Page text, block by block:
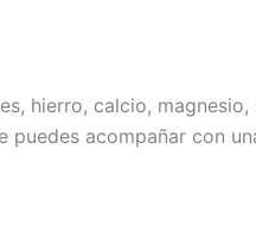
hierro, calcio,
puedes acompañar con